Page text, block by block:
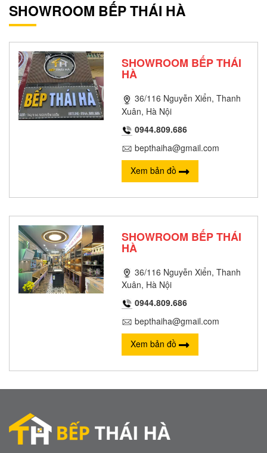
SHOWROOM BẾP THÁI HÀ
SHOWROOM BẾP THÁI
HÀ
36/116 Nguyễn Xiển, Thanh
Xuân, Hà Nội
0944.809.686
bepthaiha@gmail.com
Xem bản đồ
SHOWROOM BẾP THÁI
HÀ
36/116 Nguyễn Xiển, Thanh
Xuân, Hà Nội
0944.809.686
bepthaiha@gmail.com
Xem bản đồ